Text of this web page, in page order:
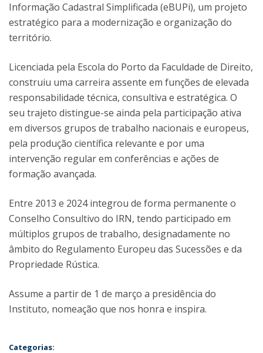
Informação Cadastral Simplificada (eBUPi), um projeto
estratégico para a modernização e organização do
território.
Licenciada pela Escola do Porto da Faculdade de Direito,
construiu uma carreira assente em funções de elevada
responsabilidade técnica, consultiva e estratégica. O
seu trajeto distingue-se ainda pela participação ativa
em diversos grupos de trabalho nacionais e europeus,
pela produção científica relevante e por uma
intervenção regular em conferências e ações de
formação avançada.
Entre 2013 e 2024 integrou de forma permanente o
Conselho Consultivo do IRN, tendo participado em
múltiplos grupos de trabalho, designadamente no
âmbito do Regulamento Europeu das Sucessões e da
Propriedade Rústica.
Assume a partir de 1 de março a presidência do
Instituto, nomeação que nos honra e inspira.
Categorias: